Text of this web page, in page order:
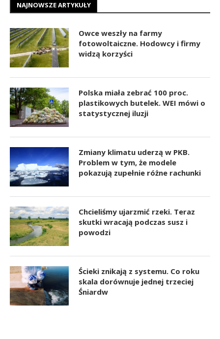
NAJNOWSZE ARTYKUŁY
Owce weszły na farmy
fotowoltaiczne. Hodowcy i firmy
widzą korzyści
Polska miała zebrać 100 proc.
plastikowych butelek. WEI mówi o
statystycznej iluzji
Zmiany klimatu uderzą w PKB.
Problem w tym, że modele
pokazują zupełnie różne rachunki
Chcieliśmy ujarzmić rzeki. Teraz
skutki wracają podczas susz i
powodzi
Ścieki znikają z systemu. Co roku
skala dorównuje jednej trzeciej
Śniardw